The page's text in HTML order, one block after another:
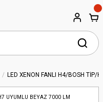
LED XENON FANLI H4/BOSH TİP/